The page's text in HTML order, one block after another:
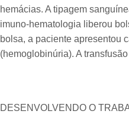
hemácias. A tipagem
imuno-hematologia liberou
bolsa, a paciente apresentou
(hemoglobinúria). A
DESENVOLVENDO O